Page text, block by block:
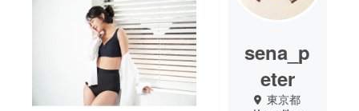
sena_p
eter
東京都